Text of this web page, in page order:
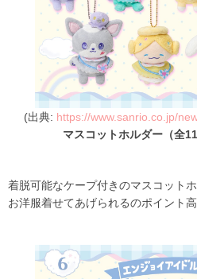
(出典: https://www.sanrio.co.jp/
マスコットホルダー（
着脱可能なケープ付きのマスコット
お洋服着せてあげられるのポイント高